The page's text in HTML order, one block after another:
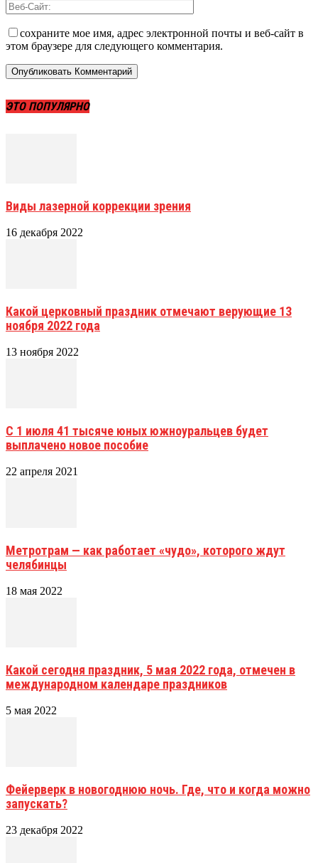
сохраните мое имя, адрес электронной почты и веб-сайт в
этом браузере для следующего комментария.
ЭТО ПОПУЛЯРНО
Виды лазерной коррекции зрения
16 декабря 2022
Какой церковный праздник отмечают верующие 13
ноября 2022 года
13 ноября 2022
С 1 июля 41 тысяче юных южноуральцев будет
выплачено новое пособие
22 апреля 2021
Метротрам — как работает «чудо», которого ждут
челябинцы
18 мая 2022
Какой сегодня праздник, 5 мая 2022 года, отмечен в
международном календаре праздников
5 мая 2022
Фейерверк в новогоднюю ночь. Где, что и когда можно
запускать?
23 декабря 2022